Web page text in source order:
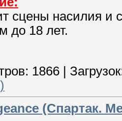
сцены насилия и
до 18 лет.
1866 |
(Спартак.